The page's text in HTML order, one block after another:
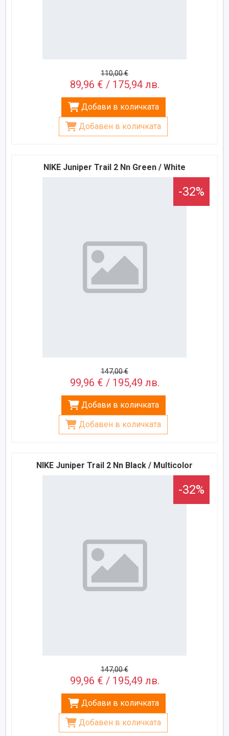
110,00 €
89,96 € / 175,94 лв.
Добави в количката
Добавен в количката
NIKE Juniper Trail 2 Nn Green / White
-32%
147,00 €
99,96 € / 195,49 лв.
Добави в количката
Добавен в количката
NIKE Juniper Trail 2 Nn Black / Multicolor
-32%
147,00 €
99,96 € / 195,49 лв.
Добави в количката
Добавен в количката